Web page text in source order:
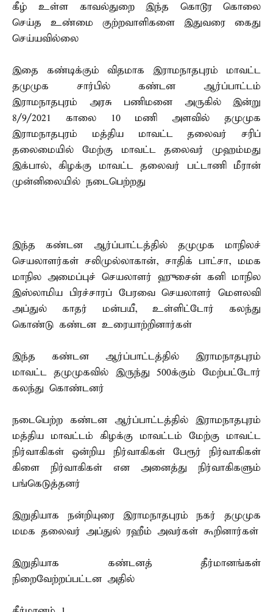
கீழ் உள்ள காவல்துறை இந்த கொடூர கொலை
செய்த உண்மை குற்றவாளிகளை இதுவரை கைது
செய்யவில்லை
இதை கண்டிக்கும் விதமாக இராமநாதபுரம் மாவட்ட
தமுமுக சார்பில் கண்டன ஆர்ப்பாட்டம்
இராமநாதபுரம் அரசு பணிமனை அருகில் இன்று
8/9/2021 காலை 10 மணி அளவில் தமுமுக
இராமநாதபுரம் மத்திய மாவட்ட தலைவர் சரிப்
தலைமையில் மேற்கு மாவட்ட தலைவர் முஹம்மது
இக்பால், கிழக்கு மாவட்ட தலைவர் பட்டாணி மீரான்
முன்னிலையில் நடைபெற்றது
இந்த கண்டன ஆர்ப்பாட்டத்தில் தமுமுக மாநிலச்
செயலாளர்கள் சலிமுல்லாகான், சாதிக் பாட்சா, மமக
மாநில அமைப்புச் செயலாளர் ஹுசைன் கனி மாநில
இஸ்லாமிய பிரச்சாரப் பேரவை செயலாளர் மௌலவி
அப்துல் காதர் மன்பயீ, உள்ளிட்டோர் கலந்து
கொண்டு கண்டன உரையாற்றினார்கள்
இந்த கண்டன ஆர்ப்பாட்டத்தில் இராமநாதபுரம்
மாவட்ட தமுமுகவில் இருந்து 500க்கும் மேற்பட்டோர்
கலந்து கொண்டனர்
நடைபெற்ற கண்டன ஆர்ப்பாட்டத்தில் இராமநாதபுரம்
மத்திய மாவட்டம் கிழக்கு மாவட்டம் மேற்கு மாவட்ட
நிர்வாகிகள் ஒன்றிய நிர்வாகிகள் பேரூர் நிர்வாகிகள்
கிளை நிர்வாகிகள் என அனைத்து நிர்வாகிகளும்
பங்கெடுத்தனர்
இறுதியாக நன்றியுரை இராமநாதபுரம் நகர் தமுமுக
மமக தலைவர் அப்துல் ரஹீம் அவர்கள் கூறினார்கள்
இறுதியாக கண்டனத் தீர்மானங்கள்
நிறைவேற்றப்பட்டன அதில்